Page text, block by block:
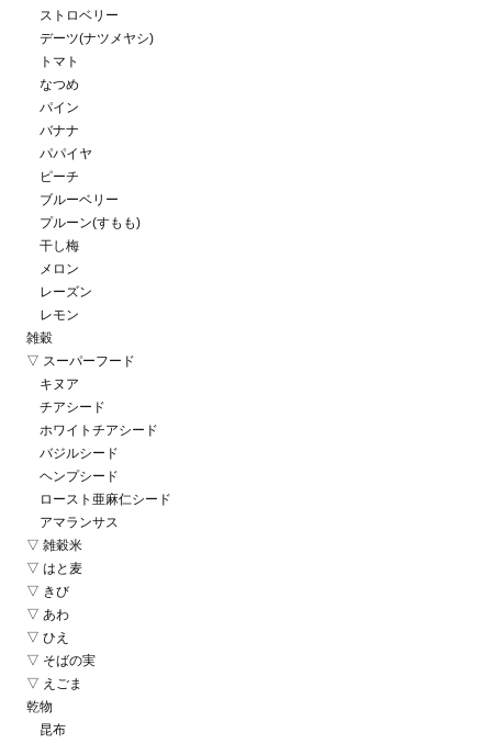
ストロベリー
デーツ(ナツメヤシ)
トマト
なつめ
パイン
バナナ
パパイヤ
ピーチ
ブルーベリー
プルーン(すもも)
干し梅
メロン
レーズン
レモン
雑穀
▽ スーパーフード
キヌア
チアシード
ホワイトチアシード
バジルシード
ヘンプシード
ロースト亜麻仁シード
アマランサス
▽ 雑穀米
▽ はと麦
▽ きび
▽ あわ
▽ ひえ
▽ そばの実
▽ えごま
乾物
昆布